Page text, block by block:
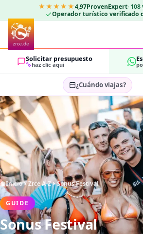
★★★★★4,97ProvenExpert· 108
Operador turístico verificado
Solicitar presupuesto
haz clic aquí
¿Cuándo viajas?
Seleccionar fechas…
HUÉSPEDES
2
Inicio Zrce A-Z Sonus Festival
GUIDE
Sonus Festival